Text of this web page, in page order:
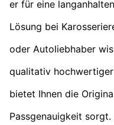
er für eine
Lösung bei
oder Autoliebhaber
qualitativ
bietet Ihnen die
Passgenauigkeit